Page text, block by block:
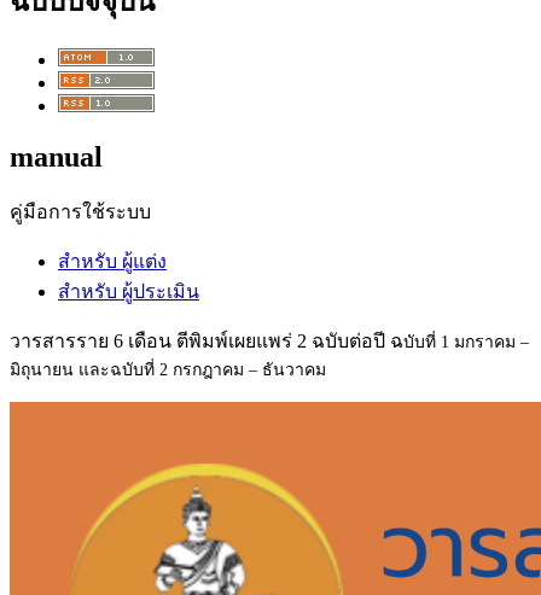
manual
คู่มือการใช้ระบบ
สำหรับ ผู้แต่ง
สำหรับ ผู้ประเมิน
วารสารราย 6 เดือน ตีพิมพ์เผยแพร่ 2 ฉบับต่อปี ฉบับที่ 1 มกราคม –
มิถุนายน และฉบับที่ 2 กรกฎาคม – ธันวาคม